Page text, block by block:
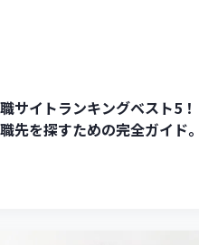
サイトランキングベスト5！
先を探すための完全ガイド。